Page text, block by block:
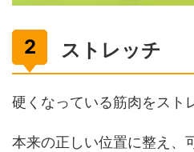
ストレッチ
硬くなっている筋肉をスト
本来の正しい位置に整え、